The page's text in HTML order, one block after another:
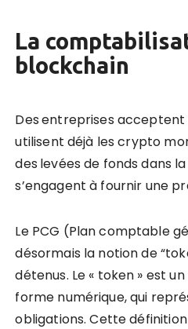
La
blockchain
Desentreprises acceptent
utilisent déjà les crypto
des levées de fonds dans
s’engagent à fournir une
Le PCG (Plan comptable
désormais la notion de
détenus. Le « token » est
forme numérique, qui
obligations. Cette